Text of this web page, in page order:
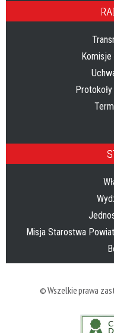
Komisje
Misja Starostwa
© Wszelkie prawa